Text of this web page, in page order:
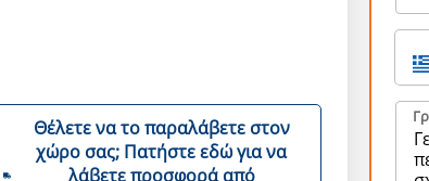
Θέλετε να το παραλάβετε στον
χώρο σας; Πατήστε εδώ για να
λάβετε προσφορά από